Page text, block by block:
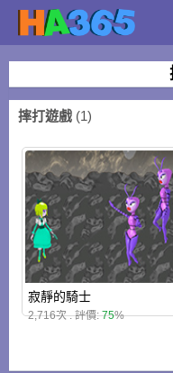
摔打遊戲 (1)
寂靜的騎士
2,716次 . 評價:75%